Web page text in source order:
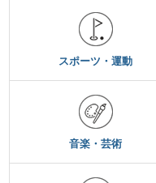
スポーツ・運動
音楽・芸術